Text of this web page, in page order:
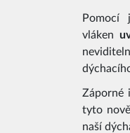
Pomocí
vláken
Záporné
tyto
naší